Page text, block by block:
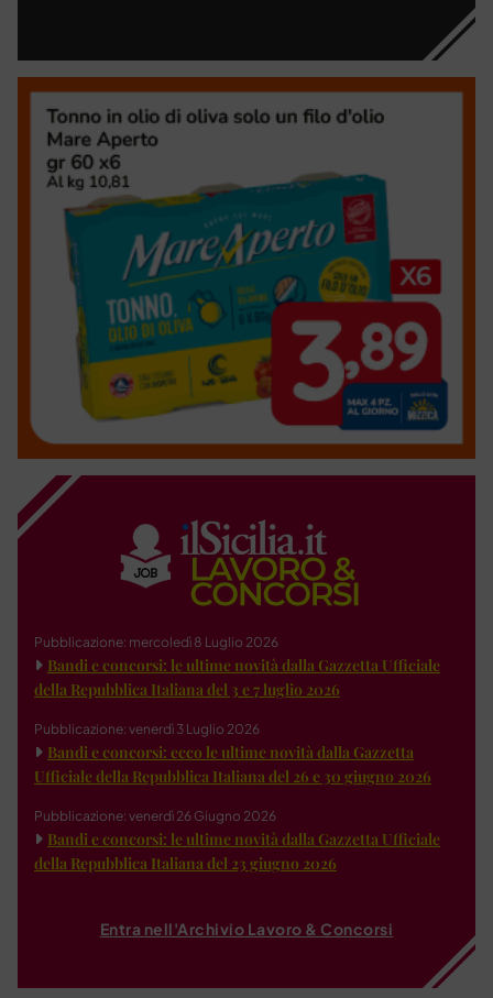
Pubblicazione: mercoledì 8 Luglio 2026
Bandi e concorsi: le ultime novità dalla Gazzetta Ufficiale
della Repubblica Italiana del 3 e 7 luglio 2026
Pubblicazione: venerdì 3 Luglio 2026
Bandi e concorsi: ecco le ultime novità dalla Gazzetta
Ufficiale della Repubblica Italiana del 26 e 30 giugno 2026
Pubblicazione: venerdì 26 Giugno 2026
Bandi e concorsi: le ultime novità dalla Gazzetta Ufficiale
della Repubblica Italiana del 23 giugno 2026
Entra nell'Archivio Lavoro & Concorsi